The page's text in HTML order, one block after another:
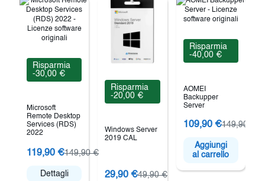
Risparmia
-30,00 €
Microsoft
Remote Desktop
Services (RDS)
2022
119,90 €149,90 €
Dettagli
Risparmia
-20,00 €
Windows Server
2019 CAL
29,90 €49,90 €
Risparmia
-40,00 €
AOMEI
Backupper
Server
109,90 €149,90 €
Aggiungi
al carrello